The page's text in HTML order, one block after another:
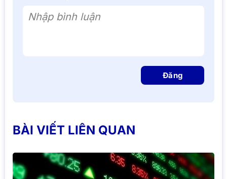
Nhập bình luận
Đăng
BÀI VIẾT LIÊN QUAN